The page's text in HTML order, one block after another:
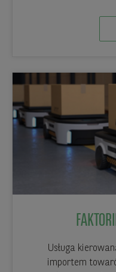
Usługa
importem